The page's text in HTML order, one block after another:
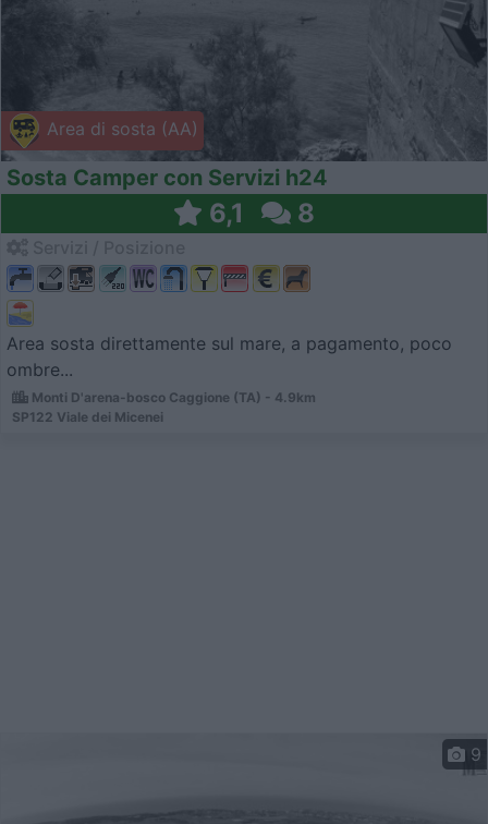
Area di sosta (AA)
Sosta Camper con Servizi h24
6,1 8
Area sosta direttamente sul mare, a pagamento, poco
ombre...
Monti D'arena-bosco Caggione (TA) - 4.9km
SP122 Viale dei Micenei
9